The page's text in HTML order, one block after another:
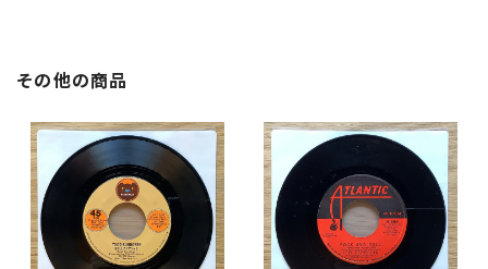
その他の商品